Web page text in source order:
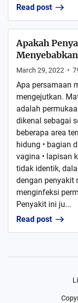
Read post
Apakah
March 29, 2022 •
Apa persamaan
mengejutkan.
adalah
dikenal sebagai
beberapa area
hidung • bagian
vagina • lapisan
tidak identik,
dengan penyakit
menginfeksi
Penyakit ini ju...
Read post